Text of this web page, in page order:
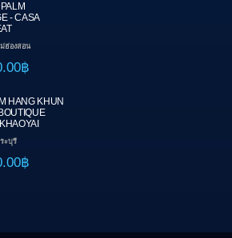
- CASA
ฮ่องสอน
฿
HANG KHUN
ะบุรี
฿